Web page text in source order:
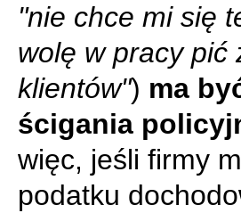
"nie chce mi się
wolę w pracy pić
klientów") ma
ścigania
więc, jeśli firmy
podatku